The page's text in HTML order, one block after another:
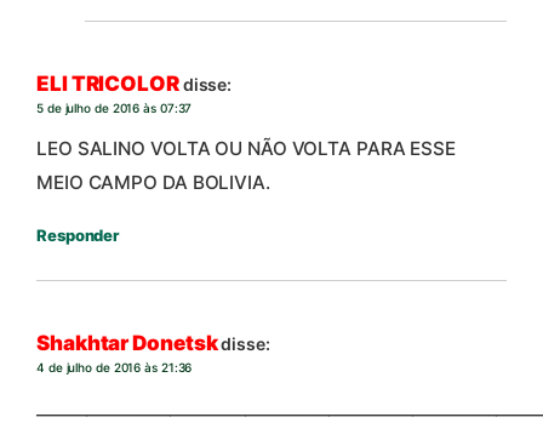
ELI TRICOLORdisse:
5 de julho de 2016 às 07:37
LEO SALINO VOLTA OU NÃO VOLTA PARA ESSE
MEIO CAMPO DA BOLIVIA.
Responder
Shakhtar Donetskdisse:
4 de julho de 2016 às 21:36